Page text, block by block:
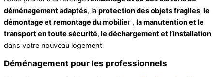
déménagement adaptés, la protection des objets fragiles, le
démontage et remontage du mobilier , la manutention et le
transport en toute sécurité, le déchargement et l’installation
dans votre nouveau logement
Déménagement pour les professionnels